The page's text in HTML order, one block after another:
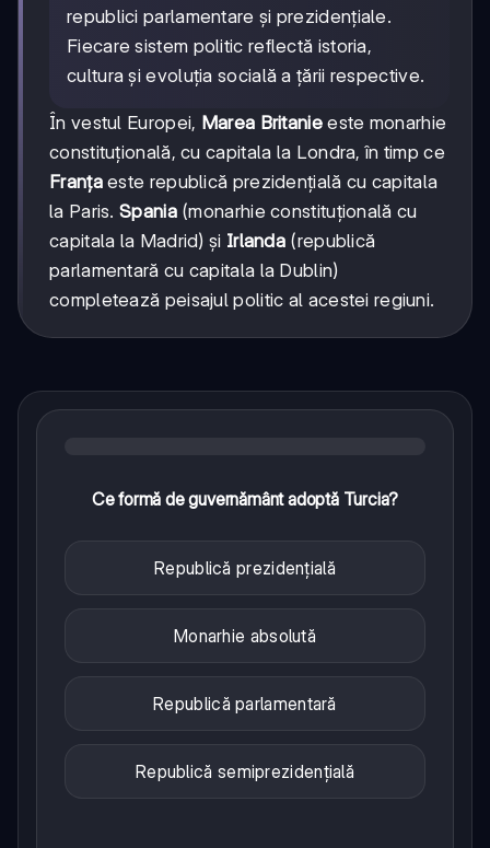
republici parlamentare și prezidențiale.
Fiecare sistem politic reflectă istoria,
cultura și evoluția socială a țării respective.
În vestul Europei, Marea Britanieeste monarhie
constituțională, cu capitala la Londra, în timp ce
Franțaeste republică prezidențială cu capitala
la Paris. Spania(monarhie constituțională cu
capitala la Madrid) și Irlanda (republică
parlamentară cu capitala la Dublin)
completează peisajul politic al acestei regiuni.
Ce formă de guvernământ adoptă Turcia?
Republică prezidențială
Monarhie absolută
Republică parlamentară
Republică semiprezidențială